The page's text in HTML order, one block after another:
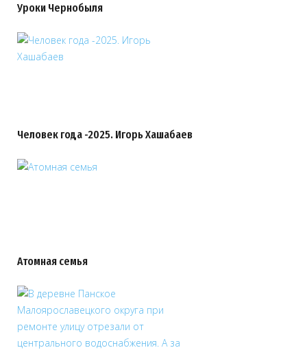
Уроки Чернобыля
Человек года -2025. Игорь Хашабаев
Атомная семья